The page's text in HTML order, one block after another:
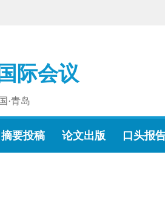
际会议
·青岛
摘要投稿 论文出版 口头报